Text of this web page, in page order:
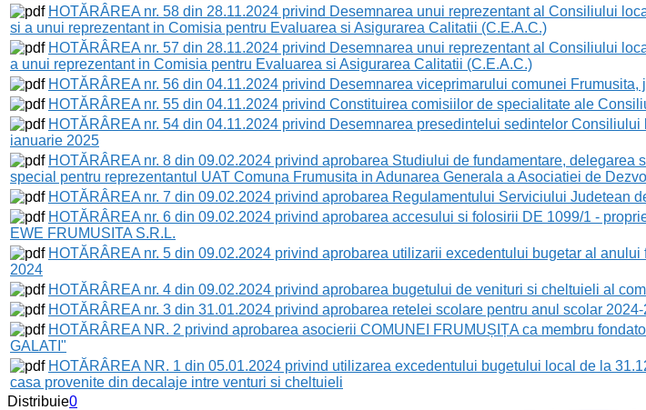
HOTĂRÂREA nr. 58 din 28.11.2024 privind Desemnarea unui reprezentant al Consiliului
si a unui reprezentant in Comisia pentru Evaluarea si Asigurarea Calitatii (C.E.A.C.)
HOTĂRÂREA nr. 57 din 28.11.2024 privind Desemnarea unui reprezentant al Consiliului
a unui reprezentant in Comisia pentru Evaluarea si Asigurarea Calitatii (C.E.A.C.)
HOTĂRÂREA nr. 56 din 04.11.2024 privind Desemnarea viceprimarului comunei Frumusita,
HOTĂRÂREA nr. 55 din 04.11.2024 privind Constituirea comisiilor de specialitate ale
HOTĂRÂREA nr. 54 din 04.11.2024 privind Desemnarea presedintelui sedintelor
ianuarie 2025
HOTĂRÂREA nr. 8 din 09.02.2024 privind aprobarea Studiului de fundamentare,
special pentru reprezentantul UAT Comuna Frumusita in Adunarea Generala a Asociatiei de
HOTĂRÂREA nr. 7 din 09.02.2024 privind aprobarea Regulamentului Serviciului Judetean
HOTĂRÂREA nr. 6 din 09.02.2024 privind aprobarea accesului si folosirii DE 1099/1 -
EWE FRUMUSITA S.R.L.
HOTĂRÂREA nr. 5 din 09.02.2024 privind aprobarea utilizarii excedentului bugetar al
2024
HOTĂRÂREA nr. 4 din 09.02.2024 privind aprobarea bugetului de venituri si cheltuieli al
HOTĂRÂREA nr. 3 din 31.01.2024 privind aprobarea retelei scolare pentru anul scolar
HOTĂRÂREA NR. 2 privind aprobarea asocierii COMUNEI FRUMUȘIȚA ca membru
GALATI"
HOTĂRÂREA NR. 1 din 05.01.2024 privind utilizarea excedentului bugetului local de la
casa provenite din decalaje intre venturi si cheltuieli
Distribuie0